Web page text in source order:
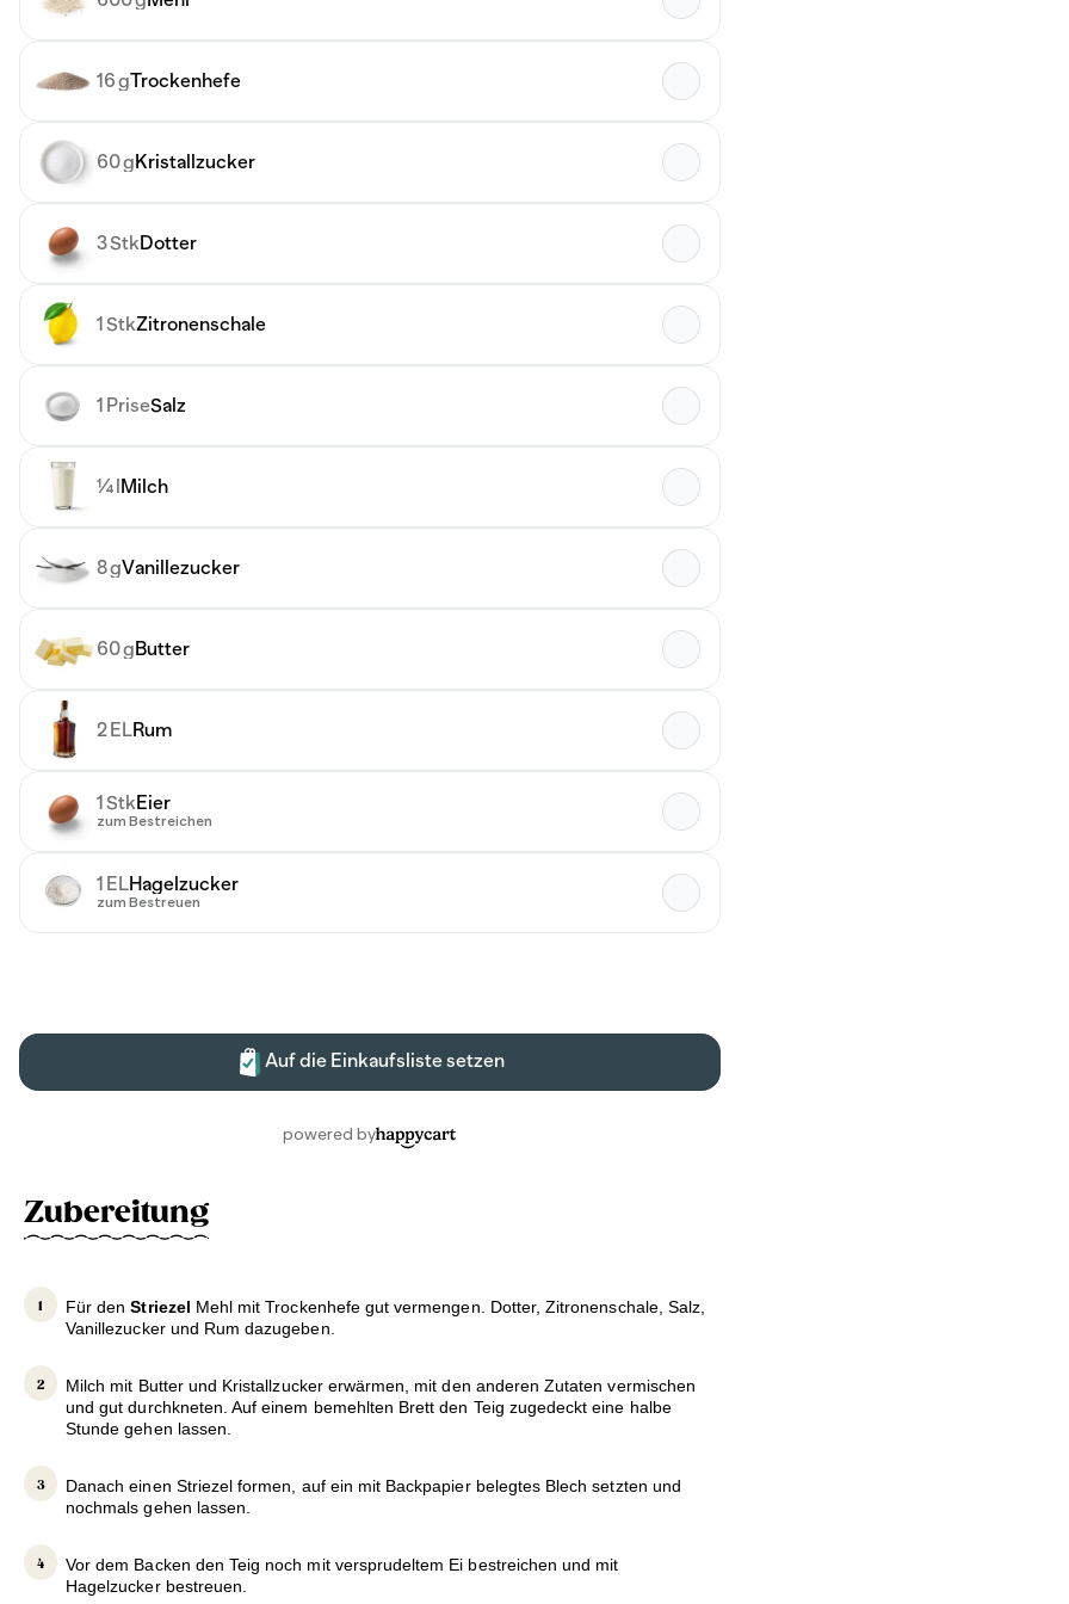
Zubereitung
Für denStriezel Mehl mit Trockenhefe gut vermengen. Dotter, Zitronenschale, Salz,
Vanillezucker und Rum dazugeben.
Milch mit Butter und Kristallzucker erwärmen, mit den anderen Zutaten vermischen
und gut durchkneten. Auf einem bemehlten Brett den Teig zugedeckt eine halbe
Stunde gehen lassen.
Danach einen Striezel formen, auf ein mit Backpapier belegtes Blech setzten und
nochmals gehen lassen.
Vor dem Backen den Teig noch mit versprudeltem Ei bestreichen und mit
Hagelzucker bestreuen.